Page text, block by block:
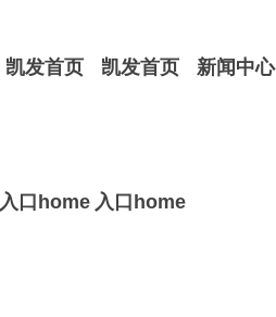
凯发首页
入口home
凯发首页
入口home
新闻中心